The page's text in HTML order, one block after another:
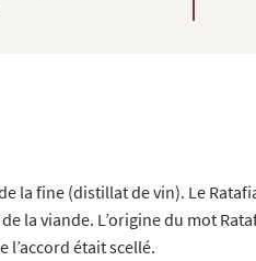
la fine (distillat de vin). Le
viande. L’origine du mot
était scellé.